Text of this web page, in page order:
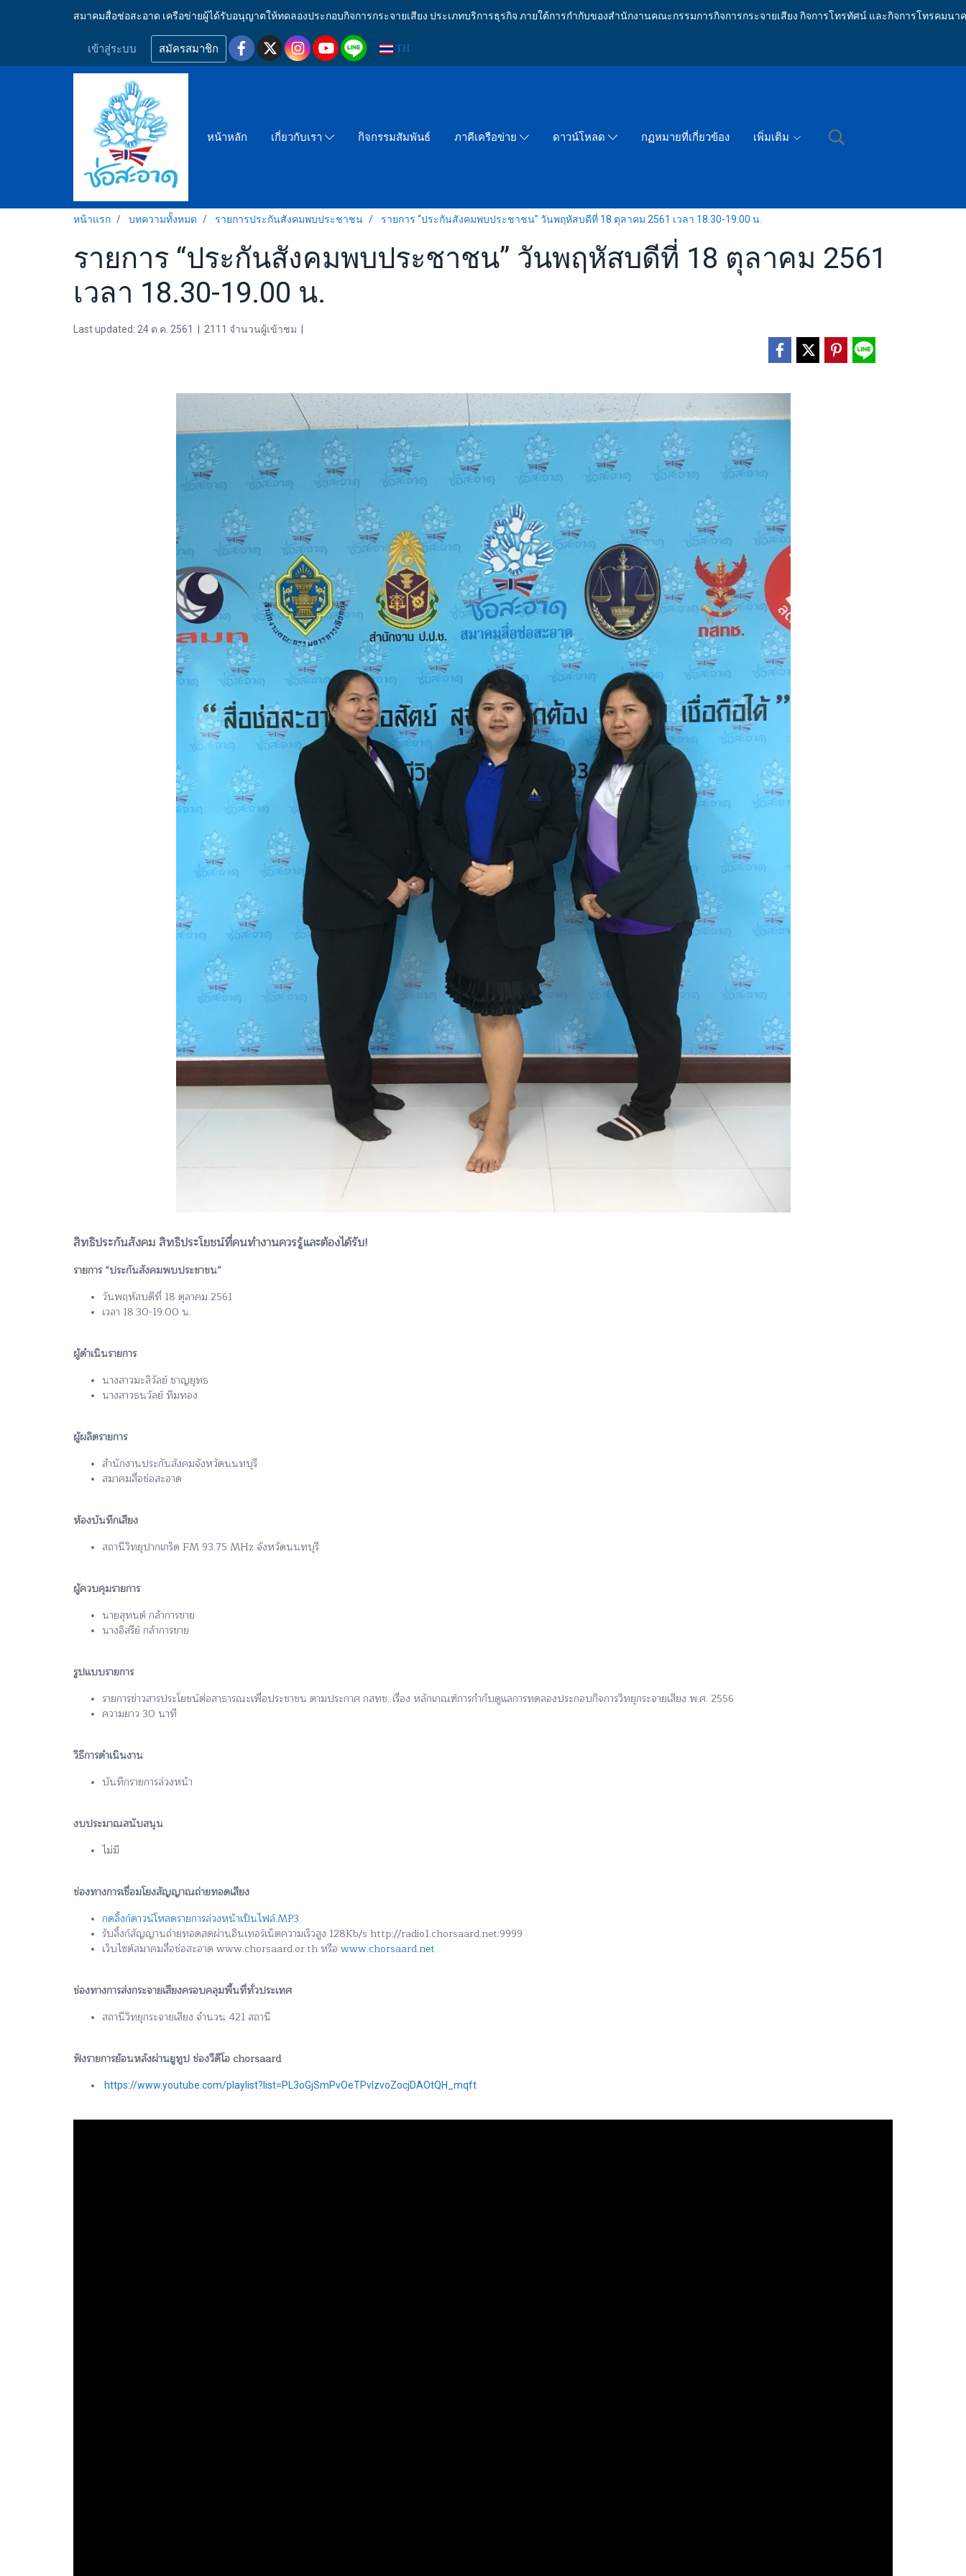
สมาคมสื่อช่อสะอาด เครือข่ายผู้ได้รับอนุญาตให้ทดลองประกอบกิจการกระจายเสียง ประเภทบริการธุรกิจ ภายใต้การกำกับของสำนักงานคณะกรรมการกิจการกระจายเสียง กิจการโทรทัศน์ และกิจการโทรคมนา
เข้าสู่ระบบ สมัครสมาชิก TH
หน้าหลัก เกี่ยวกับเรา กิจกรรมสัมพันธ์ ภาคีเครือข่าย ดาวน์โหลด กฏหมายที่เกี่ยวข้อง เพิ่มเติม
หน้าแรก บทความทั้งหมด รายการประกันสังคมพบประชาชน รายการ “ประกันสังคมพบประชาชน” วันพฤหัสบดีที่ 18 ตุลาคม 2561 เวลา 18.30-19.00 น.
รายการ “ประกันสังคมพบประชาชน” วันพฤหัสบดีที่ 18 ตุลาคม 2561
เวลา 18.30-19.00 น.
Last updated: 24 ต.ค. 2561 2111 จำนวนผู้เข้าชม
สิทธิประกันสังคม สิทธิประโยชน์ที่คนทำงานควรรู้และต้องได้รับ!
รายการ “ประกันสังคมพบประชาชน”
วันพฤหัสบดีที่ 18 ตุลาคม 2561
เวลา 18.30-19.00 น.
ผู้ดำเนินรายการ
นางสาวมะลิวัลย์ ชาญยุทธ
นางสาวธนวัลย์ ทิมทอง
ผู้ผลิตรายการ
สำนักงานประกันสังคมจังหวัดนนทบุรี
สมาคมสื่อช่อสะอาด
ห้องบันทึกเสียง
สถานีวิทยุปากเกร็ด FM 93.75 MHz จังหวัดนนทบุรี
ผู้ควบคุมรายการ
นายสุทนต์ กล้าการขาย
นางอิสรีย์ กล้าการขาย
รูปแบบรายการ
รายการข่าวสารประโยชน์ต่อสาธารณะเพื่อประชาชน ตามประกาศ กสทช. เรื่อง หลักเกณฑ์การกำกับดูแลการทดลองประกอบกิจการวิทยุกระจายเสียง พ.ศ. 2556
ความยาว 30 นาที
วิธีการดำเนินงาน
บันทึกรายการล่วงหน้า
งบประมาณสนับสนุน
ไม่มี
ช่องทางการเชื่อมโยงสัญญาณถ่ายทอดเสียง
กดลิ้งก์ดาวน์โหลดรายการล่วงหน้าเป็นไฟล์.MP3
รับลิ้งก์สัญญานถ่ายทอดสดผ่านอินเทอร์เน็ตความเร็วสูง 128Kb/s http://radio1.chorsaard.net:9999
เว็บไซต์สมาคมสื่อช่อสะอาด www.chorsaard.or.th หรือ www.chorsaard.net
ช่องทางการส่งกระจายเสียงครอบคลุมพื้นที่ทั่วประเทศ
สถานีวิทยุกระจายเสียง จำนวน 421 สถานี
ฟังรายการย้อนหลังผ่านยูทูป ช่องวีดีโอ chorsaard
https://www.youtube.com/playlist?list=PL3oGjSmPvOeTPvlzvoZocjDAOtQH_mqft